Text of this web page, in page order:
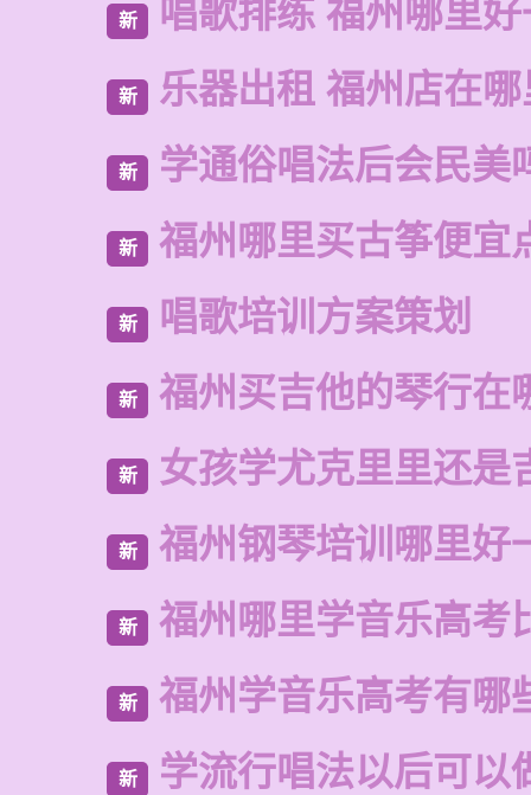
新 唱歌排练 福州哪里
新 乐器出租 福州店在
新 学通俗唱法后会民美
新 福州哪里买古筝便宜
新 唱歌培训方案策划
新 福州买吉他的琴行在
新 女孩学尤克里里还是
新 福州钢琴培训哪里好
新 福州哪里学音乐高考
新 福州学音乐高考有哪
新 学流行唱法以后可以